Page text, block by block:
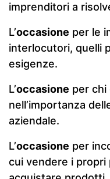
imprenditori a
L’occasione per le
interlocutori, quelli
esigenze.
L’occasione per chi
nell’importanza
aziendale.
L’occasione per
cui vendere i